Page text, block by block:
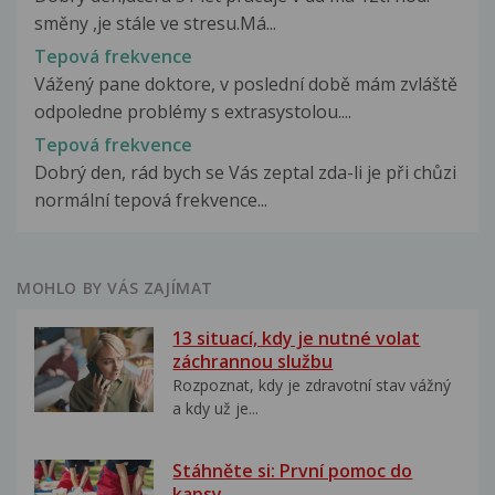
směny ,je stále ve stresu.Má...
Tepová frekvence
Vážený pane doktore, v poslední době mám zvláště
odpoledne problémy s extrasystolou....
Tepová frekvence
Dobrý den, rád bych se Vás zeptal zda-li je při chůzi
normální tepová frekvence...
MOHLO BY VÁS ZAJÍMAT
13 situací, kdy je nutné volat
záchrannou službu
Rozpoznat, kdy je zdravotní stav vážný
a kdy už je...
Stáhněte si: První pomoc do